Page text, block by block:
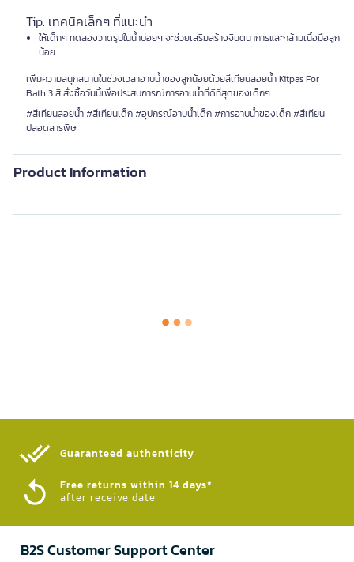
Tip. เทคนิคเล็กๆ ที่แนะนำ
ให้เด็กๆ ทดลองวาดรูปในน้ำบ่อยๆ จะช่วยเสริมสร้างจินตนาการและกล้ามเนื้อมือลูก
น้อย
เพิ่มความสนุกสนานในช่วงเวลาอาบน้ำของลูกน้อยด้วยสีเทียนลอยน้ำ Kitpas For
Bath 3 สี สั่งซื้อวันนี้เพื่อประสบการณ์การอาบน้ำที่ดีที่สุดของเด็กๆ
#สีเทียนลอยน้ำ #สีเทียนเด็ก #อุปกรณ์อาบน้ำเด็ก #การอาบน้ำของเด็ก #สีเทียน
ปลอดสารพิษ
Product Information
Guaranteed authenticity​
Free returns within 14 days*
after receive date
B2S Customer Support Center